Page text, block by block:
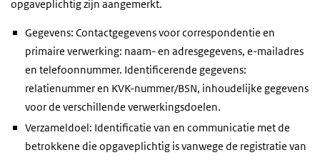
opgaveplichtig zijn aangemerkt.
Gegevens: Contactgegevens voor correspondentie en
primaire verwerking: naam- en adresgegevens, e-mailadres
en telefoonnummer. Identificerende gegevens:
relatienummer en KVK-nummer/BSN, inhoudelijke gegevens
voor de verschillende verwerkingsdoelen.
Verzameldoel: Identificatie van en communicatie met de
betrokkene die opgaveplichtig is vanwege de registratie van